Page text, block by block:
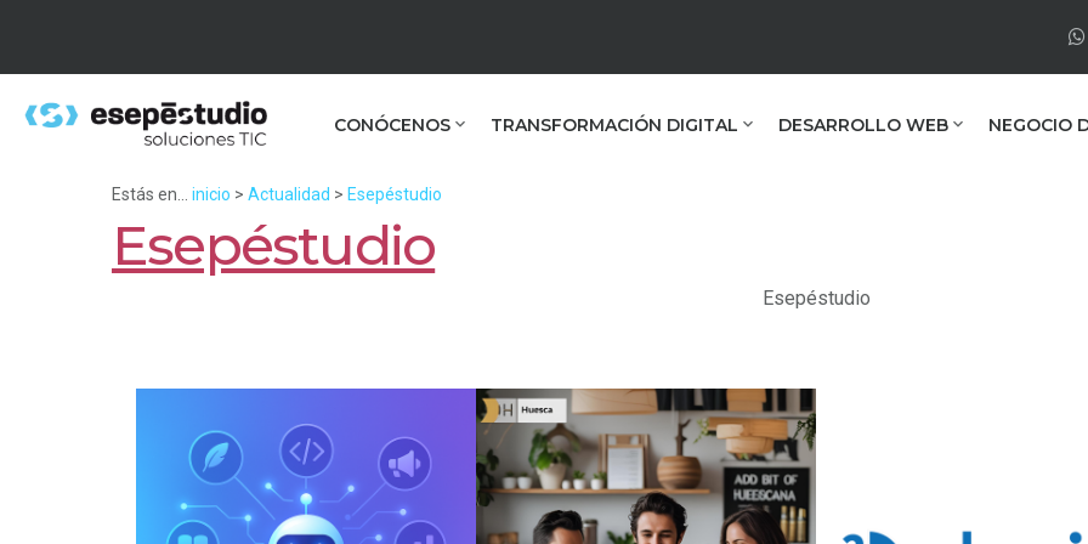
CONÓCENOS TRANSFORMACIÓN DIGITAL DESARROLLO WEB NEGOCIO
Estás en... inicio > Actualidad > Esepéstudio
Esepéstudio
Esepéstudio